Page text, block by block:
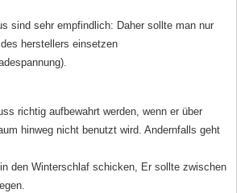
sind sehr empfindlich: Daher sollte man nur
herstellers einsetzen
richtig aufbewahrt werden, wenn er über
hinweg nicht benutzt wird. Andernfalls geht
den Winterschlaf schicken, Er sollte zwischen